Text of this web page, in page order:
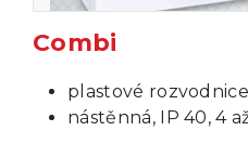
Combi
plastové
nástěnná, IP 40, 4